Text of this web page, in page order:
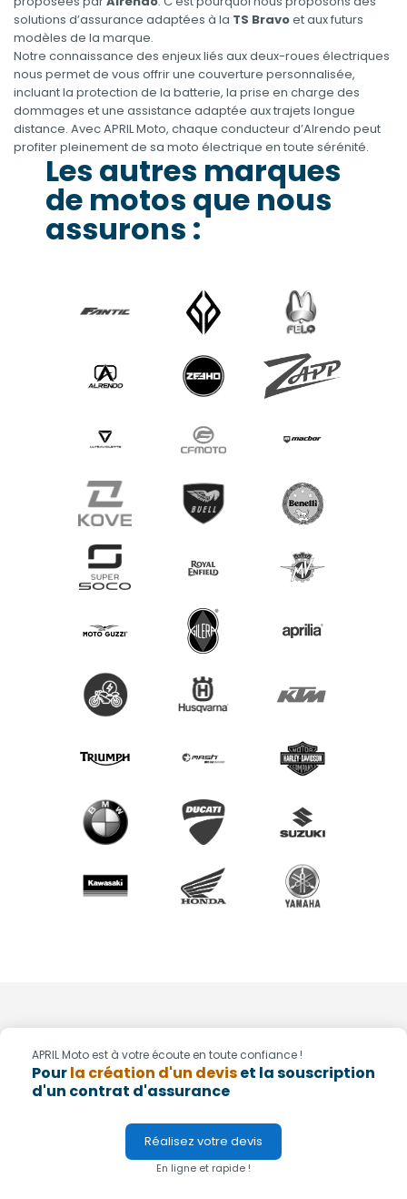
solutions d’assurance adaptées à la TS Bravoet aux futurs
modèles de la marque.
Notre connaissance des enjeux liés aux deux-roues électriques
nous permet de vous offrir une couverture personnalisée,
incluant la protection de la batterie, la prise en charge des
dommages et une assistance adaptée aux trajets longue
distance. Avec APRIL Moto, chaque conducteur d’Alrendo peut
profiter pleinement de sa moto électrique en toute sérénité.
Les autres marques
de motos que nous
assurons :
APRIL Moto est à votre écoute en toute confiance !
Pourla création d'un deviset la souscription
d'un contrat d'assurance
Réalisez votre devis
En ligne et rapide !